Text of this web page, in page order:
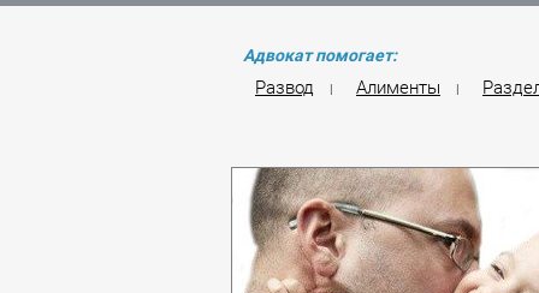
Адвокат помогает:
Развод | Алименты |